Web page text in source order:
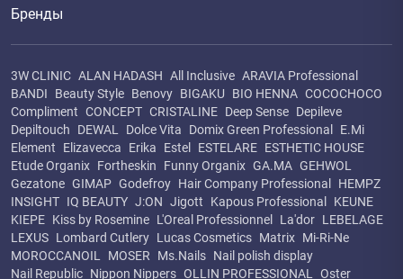
Бренды
3W CLINIC ALAN HADASH All Inclusive ARAVIA Professional
BANDI
Beauty Style Benovy BIGAKU BIO HENNA COCOCHOCO
Compliment CONCEPT CRISTALINE Deep Sense Depileve
Depiltouch
DEWAL Dolce Vita Domix Green Professional
E.Mi
Element
Elizavecca Erika Estel ESTELARE ESTHETIC HOUSE
Etude Organix Fortheskin Funny Organix GA.MA GEHWOL
Gezatone GIMAP Godefroy Hair Company Professional
HEMPZ
INSIGHT IQ BEAUTY J:ON Jigott Kapous Professional
KEUNE
KIEPE Kiss by Rosemine L'Oreal Professionnel La'dor LEBELAGE
LEXUS Lombard Cutlery Lucas Cosmetics Matrix Mi-Ri-Ne
MOROCCANOIL
MOSER Ms.Nails Nail polish display
Nail Republic Nippon Nippers OLLIN PROFESSIONAL Oster